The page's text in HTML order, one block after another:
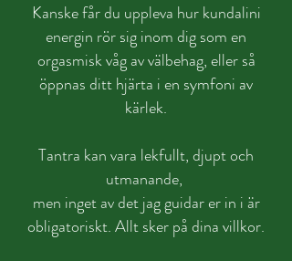
Kanske får du uppleva hur kundalini
energin rör sig inom dig som en
orgasmisk våg av välbehag, eller så
öppnas ditt hjärta i en symfoni av
kärlek.
Tantra kan vara lekfullt, djupt och
utmanande,
men inget av det jag guidar er in i är
obligatoriskt. Allt sker på dina villkor.